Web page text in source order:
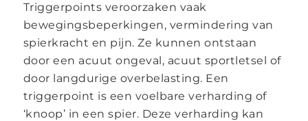
Triggerpoints veroorzaken vaak
bewegingsbeperkingen, vermindering van
spierkracht en pijn. Ze kunnen ontstaan
door een acuut ongeval, acuut sportletsel of
door langdurige overbelasting. Een
triggerpoint is een voelbare verharding of
‘knoop’ in een spier. Deze verharding kan